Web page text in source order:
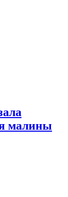
малины